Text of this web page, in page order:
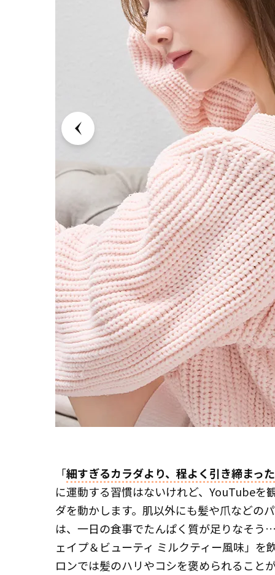
「細すぎるカラダより、程よく引き締まっ
に運動する習慣はないけれど、YouTubeを
ダを動かします。肌以外にも髪や爪などの
は、一日の食事でたんぱく質が足りなそ
ェイプ＆ビューティ ミルクティー風味」を
ロンでは髪のハリやコシを褒められること